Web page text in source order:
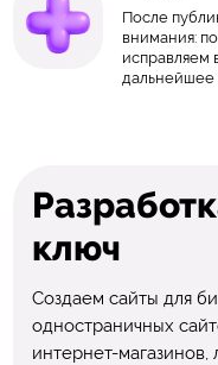
После
внимания:
дальнейшее
ключ
Создаем сайты для
одностраничных
интернет-